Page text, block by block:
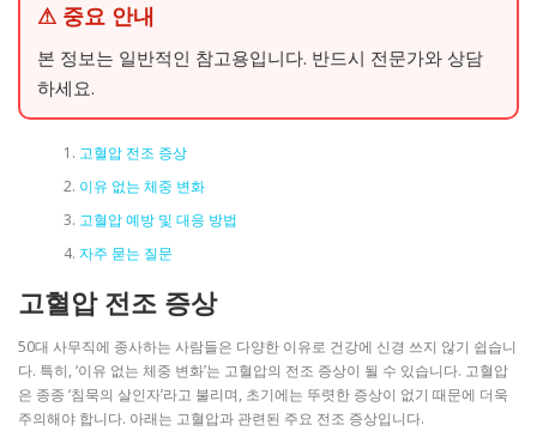
⚠ 중요 안내
본 정보는 일반적인 참고용입니다. 반드시 전문가와 상담
하세요.
고혈압 전조 증상
이유 없는 체중 변화
고혈압 예방 및 대응 방법
자주 묻는 질문
고혈압 전조 증상
50대 사무직에 종사하는 사람들은 다양한 이유로 건강에 신경 쓰지 않기 쉽습니
다. 특히, ‘이유 없는 체중 변화’는 고혈압의 전조 증상이 될 수 있습니다. 고혈압
은 종종 ‘침묵의 살인자’라고 불리며, 초기에는 뚜렷한 증상이 없기 때문에 더욱
주의해야 합니다. 아래는 고혈압과 관련된 주요 전조 증상입니다.